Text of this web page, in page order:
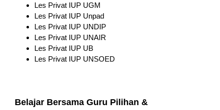
Les Privat IUP UGM
Les Privat IUP Unpad
Les Privat IUP UNDIP
Les Privat IUP UNAIR
Les Privat IUP UB
Les Privat IUP UNSOED
Belajar Bersama Guru Pilihan &